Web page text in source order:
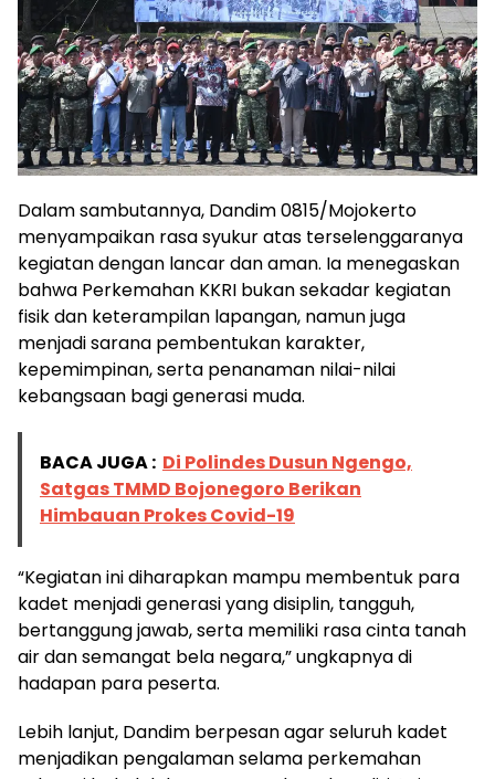
Dalam sambutannya, Dandim 0815/Mojokerto
menyampaikan rasa syukur atas terselenggaranya
kegiatan dengan lancar dan aman. Ia menegaskan
bahwa Perkemahan KKRI bukan sekadar kegiatan
fisik dan keterampilan lapangan, namun juga
menjadi sarana pembentukan karakter,
kepemimpinan, serta penanaman nilai-nilai
kebangsaan bagi generasi muda.
BACA JUGA : Di Polindes Dusun Ngengo,
Satgas TMMD Bojonegoro Berikan
Himbauan Prokes Covid-19
“Kegiatan ini diharapkan mampu membentuk para
kadet menjadi generasi yang disiplin, tangguh,
bertanggung jawab, serta memiliki rasa cinta tanah
air dan semangat bela negara,” ungkapnya di
hadapan para peserta.
Lebih lanjut, Dandim berpesan agar seluruh kadet
menjadikan pengalaman selama perkemahan